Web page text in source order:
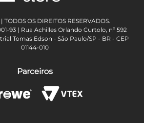
OS DIREITOS RESERVADOS.
93 | Rua Achilles Orlando Curtolo, nº 592
Tomas Edson - São Paulo/SP - BR - CEP
01144-010
Parceiros